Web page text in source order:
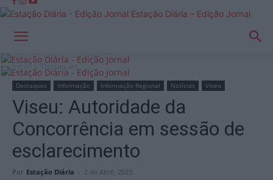
Estação Diária – Edição Jornal
Início Destaques
Destaques Informação Informação Regional Notícias Viseu
Viseu: Autoridade da
Concorrência em sessão de
esclarecimento
Por Estação Diária - 2 de Abril, 2025